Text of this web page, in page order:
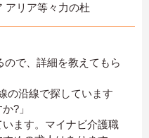
アリア等々力の杜
ので、詳細を教えてもら
の沿線で探しています
?」
います。マイナビ介護職